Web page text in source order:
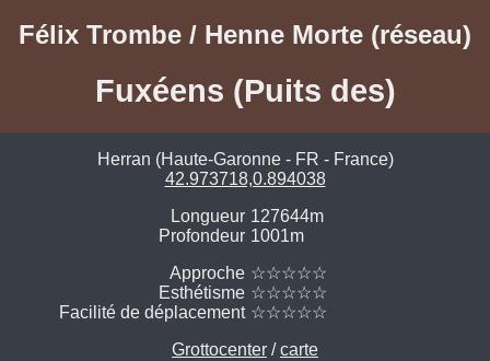
Félix Trombe / Henne Morte (réseau)
Fuxéens (Puits des)
Herran (Haute-Garonne - FR - France)
42.973718,0.894038
Longueur 127644m
Profondeur 1001m
Approche ☆☆☆☆☆
Esthétisme ☆☆☆☆☆
Facilité de déplacement ☆☆☆☆☆
Grottocenter /carte